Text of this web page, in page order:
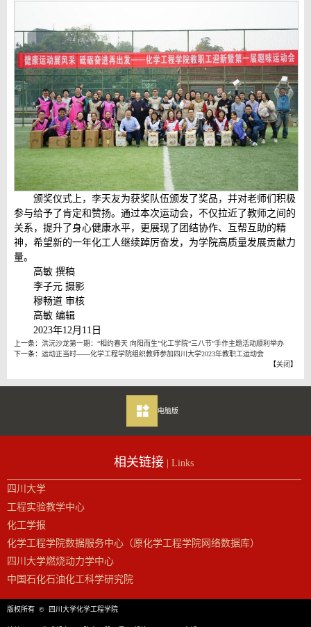
颁奖仪式上，李天友为获奖队伍颁发了奖品，并对老师们积极
参与给予了肯定和赞扬。通过本次运动会，不仅拉近了教师之间的
关系，提升了身心健康水平，更展现了团结协作、互帮互助的精
神，希望新的一年化工人继续踔厉奋发，为学院高质量发展贡献力
量。
高敏 撰稿
李子元 摄影
穆畅道 审核
高敏 编辑
2023年12月11日
上一条： 洪沅沙龙第一期：“相约春天 向阳而生”化工学院“三八节”手作主题活动顺利举办
下一条： 运动正当时——化学工程学院组织教师参加四川大学2023年教职工运动会
【关闭 】
电脑版
相关链接 | Links
四川大学
工程实验教学中心
化工学报
化学工程学院数据服务中心（原化学工程学院网络数据库）
四川大学燃烧动力学中心
中国石化石油化工科学研究院
版权所有 © 四川大学化学工程学院